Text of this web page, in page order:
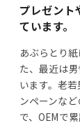
プレゼント
ています。
あぶらとり
た、最近は
います。老
ンペーンな
で、OEMで